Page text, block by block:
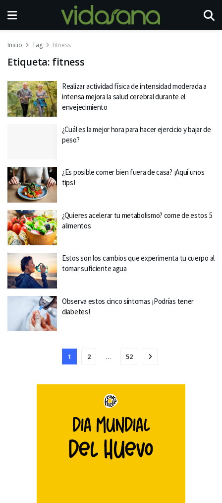
Inicio Tag fitness
Etiqueta: fitness
Realizar actividad física de intensidad moderada a
intensa mejora la salud cerebral durante el
envejecimiento
¿Cuál es la mejor hora para hacer ejercicio y bajar de
peso?
¿Es posible comer bien fuera de casa? ¡Aquí unos
tips!
¿Quieres acelerar tu metabolismo? come de estos 5
alimentos
Estos son los cambios que experimenta tu cuerpo al
tomar suficiente agua
Observa estos cinco síntomas ¡Podrías tener
diabetes!
1 2 … 52